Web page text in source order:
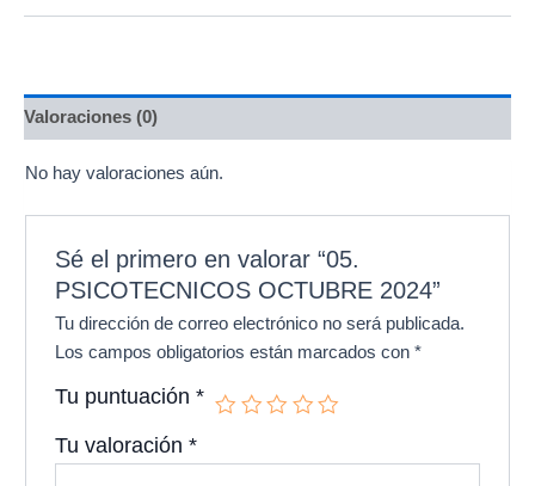
Valoraciones (0)
No hay valoraciones aún.
Sé el primero en valorar “05.
PSICOTECNICOS OCTUBRE 2024”
Tu dirección de correo electrónico no será publicada.
Los campos obligatorios están marcados con*
Tu puntuación*
Tu valoración*